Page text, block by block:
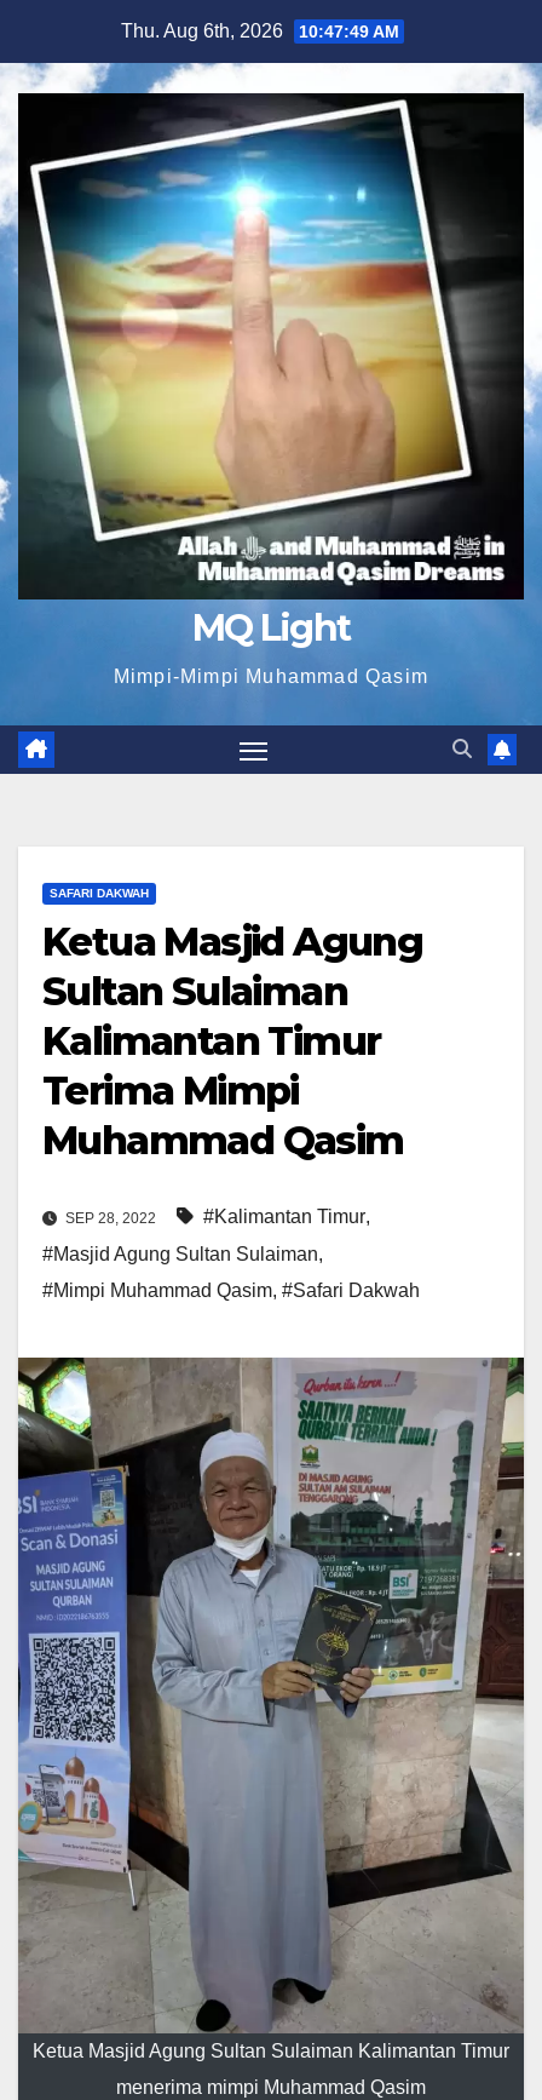
content
Thu. Aug 6th, 2026 10:47:51 AM
MQ Light
Mimpi-Mimpi Muhammad Qasim
SAFARI DAKWAH
Ketua Masjid Agung
Sultan Sulaiman
Kalimantan Timur
Terima Mimpi
Muhammad Qasim
SEP 28, 2022 #Kalimantan Timur,
#Masjid Agung Sultan Sulaiman,
#Mimpi Muhammad Qasim, #Safari Dakwah
Ketua Masjid Agung Sultan Sulaiman Kalimantan Timur
menerima mimpi Muhammad Qasim